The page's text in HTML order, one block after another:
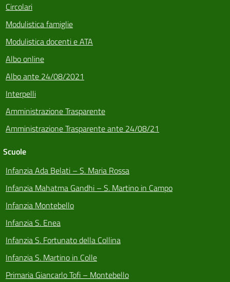
Circolari
Modulistica famiglie
Modulistica docenti e ATA
Albo online
Albo ante 24/08/2021
Interpelli
Amministrazione Trasparente
Amministrazione Trasparente ante 24/08/21
Scuole
Infanzia Ada Belati – S. Maria Rossa
Infanzia Mahatma Gandhi – S. Martino in Campo
Infanzia Montebello
Infanzia S. Enea
Infanzia S. Fortunato della Collina
Infanzia S. Martino in Colle
Primaria Giancarlo Tofi – Montebello